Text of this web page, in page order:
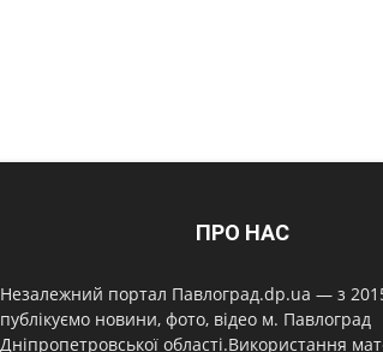
ПРО НАС
Незалежний портал Павлоград.dp.ua — з
публікуємо новини, фото, відео м. Павлоград
Дніпропетровської області.Використання